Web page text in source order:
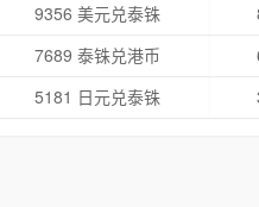
9356 美元兑泰铢
7689 泰铢兑港币
5181 日元兑泰铢